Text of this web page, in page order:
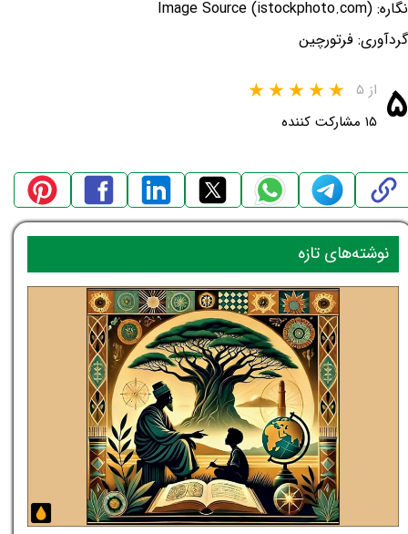
نگاره: Image Source (istockphoto.com)
گردآوری: فرتورچین
۵ از ۵
۱۵ مشارکت کننده
نوشته‌های تازه